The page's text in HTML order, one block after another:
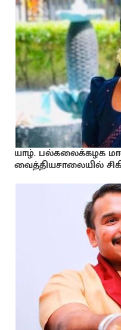
யாழ். பல்கலைக்கழக
வைத்தியசாலையில்